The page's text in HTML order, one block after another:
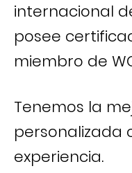
internacional
posee
miembro de
Tenemos la
personalizada
experiencia.